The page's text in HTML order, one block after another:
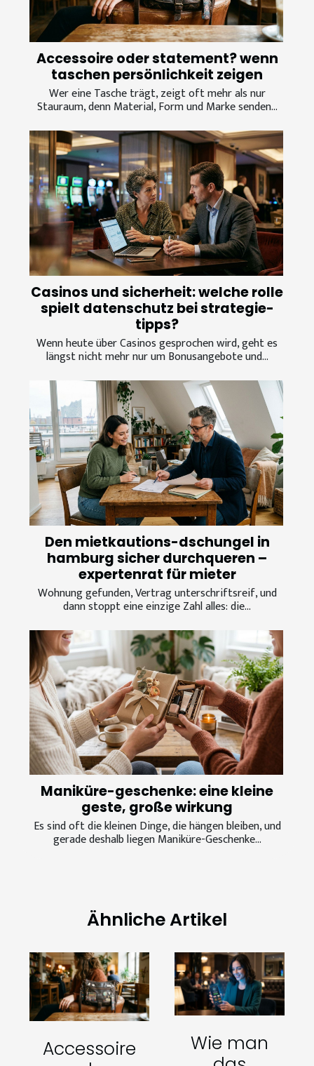
Accessoire oder statement? wenn
taschen persönlichkeit zeigen
Wer eine Tasche trägt, zeigt oft mehr als nur
Stauraum, denn Material, Form und Marke senden...
Casinos und sicherheit: welche rolle
spielt datenschutz bei strategie-
tipps?
Wenn heute über Casinos gesprochen wird, geht es
längst nicht mehr nur um Bonusangebote und...
Den mietkautions-dschungel in
hamburg sicher durchqueren –
expertenrat für mieter
Wohnung gefunden, Vertrag unterschriftsreif, und
dann stoppt eine einzige Zahl alles: die...
Maniküre-geschenke: eine kleine
geste, große wirkung
Es sind oft die kleinen Dinge, die hängen bleiben, und
gerade deshalb liegen Maniküre-Geschenke...
Ähnliche Artikel
Accessoire
Wie man